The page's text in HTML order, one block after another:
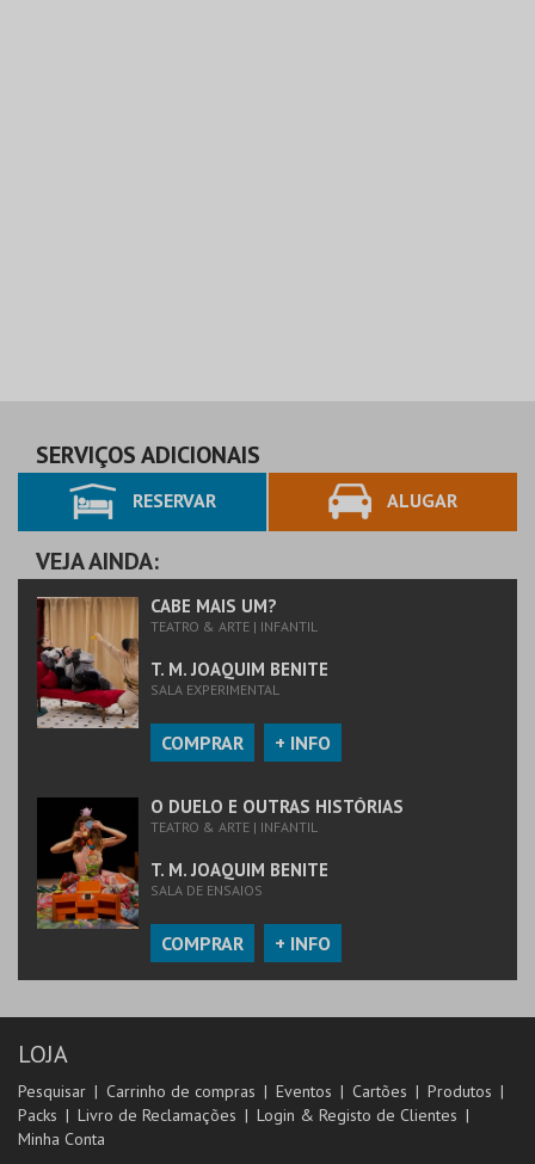
SERVIÇOS ADICIONAIS
RESERVAR ALUGAR
VEJA AINDA:
CABE MAIS UM?
TEATRO & ARTE | INFANTIL
T. M. JOAQUIM BENITE
SALA EXPERIMENTAL
COMPRAR + INFO
O DUELO E OUTRAS HISTÓRIAS
TEATRO & ARTE | INFANTIL
T. M. JOAQUIM BENITE
SALA DE ENSAIOS
COMPRAR + INFO
LOJA
Pesquisar Carrinho de compras Eventos Cartões
Produtos
Packs
Livro de Reclamações
Login & Registo de Clientes
Minha Conta